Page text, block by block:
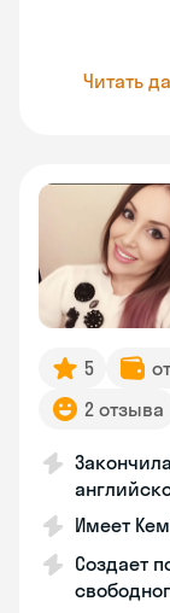
Читать
5
2 отзыва
Имеет
Создает